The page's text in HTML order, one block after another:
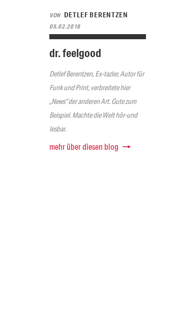
VON DETLEF BERENTZEN
05.02.2018
dr. feelgood
Detlef Berentzen, Ex-tazler, Autor für
Funk und Print, verbreitete hier
„News“ der anderen Art. Gute zum
Beispiel. Machte die Welt hör-und
lesbar.
mehr über diesen blog